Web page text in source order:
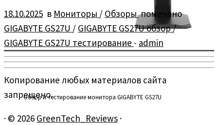
Обзор и тестирование монитора GIGABYTE GS27U
18.10.2025 в Мониторы / Обзорыпомечено
GIGABYTE GS27U / GIGABYTE GS27U обзор/
GIGABYTE GS27U тестирование - admin
Копирование любых материалов сайта
запрещено.
· © 2026 GreenTech_Reviews ·